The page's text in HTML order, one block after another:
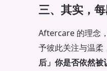
三、其实，
Aftercare 的理念
予彼此关注与温柔
后」你是否依然被